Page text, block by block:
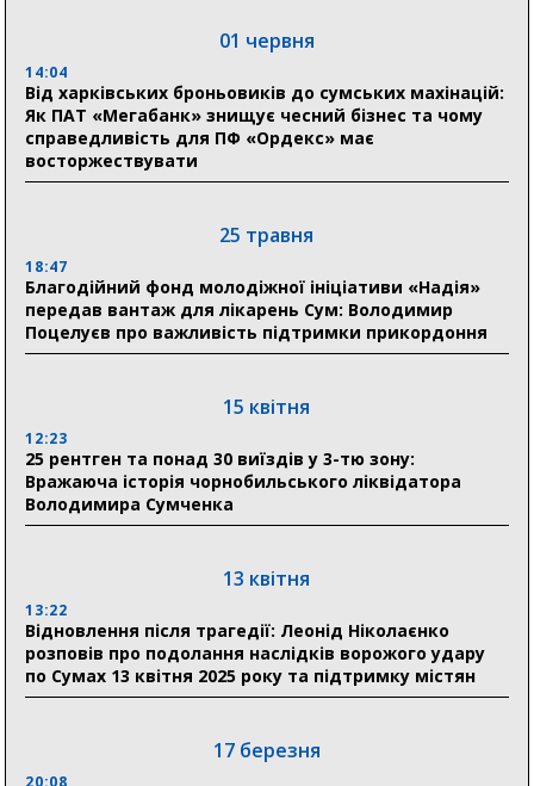
Ніколаєнко: у Сумах погодили 115 компенсацій на
відновлення житла майже на 6,6 млн грн
Сумщини пояснив, як отримати допомогу на зиму
17:52
«Укрексімбанк» припиняє виплату пенсій: у
Пенсійному фонді Сумщини пояснили, що робити
людям
відзнаки «Почесного громадянина міста Суми»
30 липня
Сумська клінічна лікарня Святого Пантелеймона
18:33
Олексій Романько долучився до обговорення Плану
стійкості Сумщини з Прем’єр-міністром
Місто посилює міжнародну співпрацю: Суми
отримали 12 потужних станцій для Пунктів обігріву
01 червня
14:04
Від харківських броньовиків до сумських махінацій:
Як ПАТ «Мегабанк» знищує чесний бізнес та чому
справедливість для ПФ «Ордекс» має
восторжествувати
25 травня
18:47
Благодійний фонд молодіжної ініціативи «Надія»
передав вантаж для лікарень Сум: Володимир
Поцелуєв про важливість підтримки прикордоння
15 квітня
12:23
25 рентген та понад 30 виїздів у 3-тю зону:
Вражаюча історія чорнобильського ліквідатора
Володимира Сумченка
13 квітня
13:22
Відновлення після трагедії: Леонід Ніколаєнко
розповів про подолання наслідків ворожого удару
по Сумах 13 квітня 2025 року та підтримку містян
17 березня